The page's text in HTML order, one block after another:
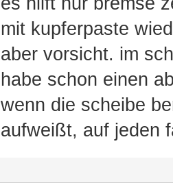
mit kupferpaste
aber vorsicht. im
habe schon einen
wenn die scheibe
aufweißt, auf jeden